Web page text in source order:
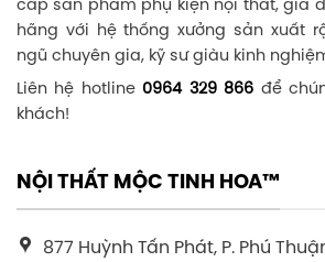
cấp sản phẩm phụ kiện nội thất, gia
hãng với hệ thống xưởng sản xuất
ngũ chuyên gia, kỹ sư giàu kinh
Liên hệ hotline 0964 329 866 để
khách!
NỘI THẤT MỘC TINH HOA™
877 Huỳnh Tấn Phát, P. Phú